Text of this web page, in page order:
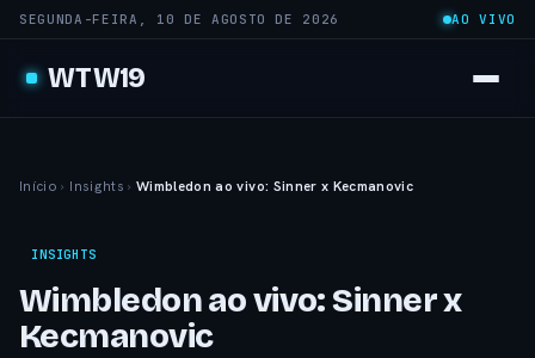
SEGUNDA-FEIRA, 10 DE AGOSTO DE 2026 AO VIVO
WTW19
Início › Insights › Wimbledon ao vivo: Sinner x Kecmanovic
INSIGHTS
Wimbledon ao vivo: Sinner x
Kecmanovic